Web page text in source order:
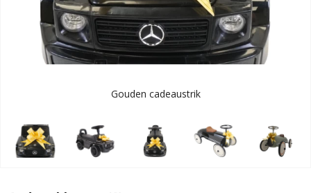
Gouden cadeaustrik